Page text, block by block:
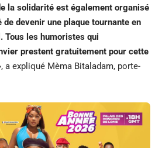
la solidarité est également organisé
devenir une plaque tournante en
Tous les humoristes qui
prestent gratuitement pour cette
a expliqué Mèma Bitaladam, porte-